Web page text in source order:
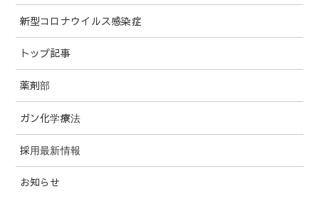
新型コロナウイルス感染症
トップ記事
薬剤部
ガン化学療法
採用最新情報
お知らせ